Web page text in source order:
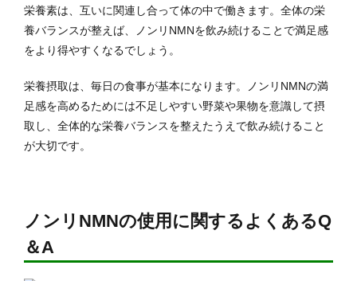
栄養素は、互いに関連し合って体の中で働きます。全体の栄
養バランスが整えば、ノンリNMNを飲み続けることで満足感
をより得やすくなるでしょう。
栄養摂取は、毎日の食事が基本になります。ノンリNMNの満
足感を高めるためには不足しやすい野菜や果物を意識して摂
取し、全体的な栄養バランスを整えたうえで飲み続けること
が大切です。
ノンリNMNの使用に関するよくあるQ
＆A